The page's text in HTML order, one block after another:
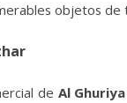
objetos
de Al Ghuriya